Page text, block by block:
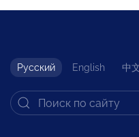
Русский English 中